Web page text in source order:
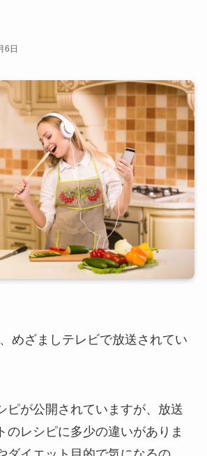
6日
めざましテレビで放送されてい
ピが公開されていますが、放送
のレシピに多少の違いがありま